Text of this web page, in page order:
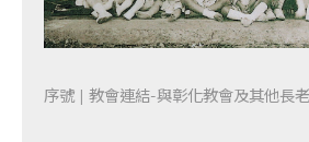
序號 | 教會連結-與彰化教會及其他長